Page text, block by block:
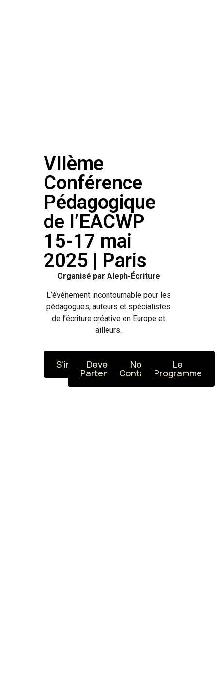
VIIème
Conférence
Pédagogique
de l’EACWP
15-17 mai
2025 | Paris
Organisé par Aleph-Écriture
L’événement incontournable pour les
pédagogues, auteurs et spécialistes
de l’écriture créative en Europe et
ailleurs.
S'inscrireDevenir
Partenaire
Nous
Contacter
Le
Programme